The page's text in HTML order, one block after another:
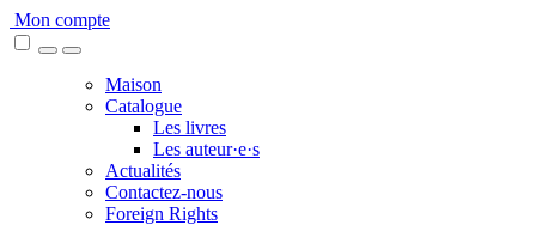
Skip
to
Mon compte
Maison
Catalogue
Les livres
Les auteur·e·s
Actualités
Contactez-nous
Foreign Rights